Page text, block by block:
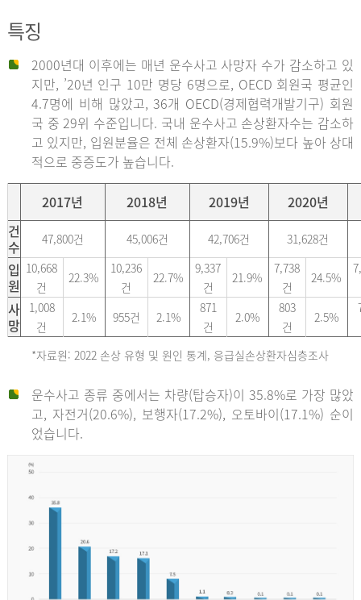
특징
2000년대 이후에는 매년 운수사고 사망자 수가 감소하고 있
지만, ’20년 인구 10만 명당 6명으로, OECD 회원국 평균인
4.7명에 비해 많았고, 36개 OECD(경제협력개발기구) 회원
국 중 29위 수준입니다. 국내 운수사고 손상환자수는 감소하
고 있지만, 입원분율은 전체 손상환자(15.9%)보다 높아 상대
적으로 중증도가 높습니다.
2017년 2018년 2019년
2020년
건
수
47,800건 45,006건 42,706건 31,628건
입
원
10,668
건
22.3%
10,236
건
22.7%
9,337
건
21.9%
7,738
건
24.5%
사
망
1,008
건
2.1% 955건 2.1%
871
건
2.0%
803
건
2.5%
*자료원: 2022 손상 유형 및 원인 통계, 응급실손상환자심층조사
운수사고 종류 중에서는 차량(탑승자)이 35.8%로 가장 많았
고, 자전거(20.6%), 보행자(17.2%), 오토바이(17.1%) 순이
었습니다.